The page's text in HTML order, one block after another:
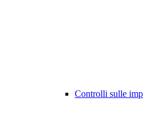
Controlli sulle